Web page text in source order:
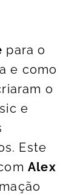
para o
e como
o
e
Este
Alex